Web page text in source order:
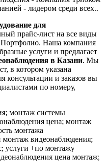
- лидером среди всех..
для
прайс-лист на все виды
Портфолио. Наша компания
услуги и предлагает
в Казани. Мы
в котором указана
консультации и заказов вы
по номеру,
монтаж системы
цена; монтаж
монтажа
монтаж видеонаблюдения;
услуги +по монтажу
цена монтаж;